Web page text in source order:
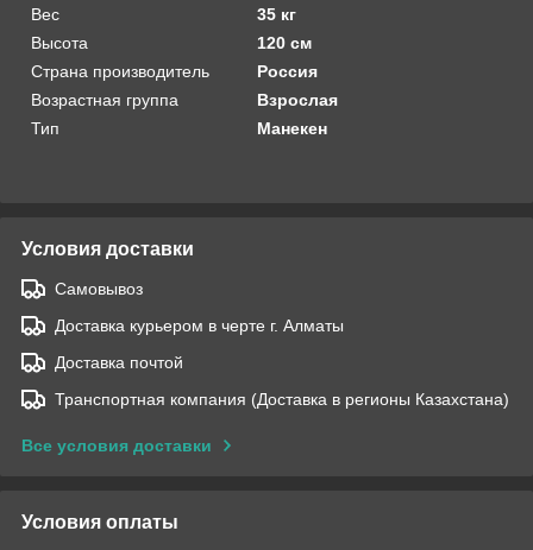
Вес
35 кг
Высота
120 см
Страна производитель
Россия
Возрастная группа
Взрослая
Тип
Манекен
Условия доставки
Самовывоз
Доставка курьером в черте г. Алматы
Доставка почтой
Транспортная компания (Доставка в регионы Казахстана)
Все условия доставки
Условия оплаты